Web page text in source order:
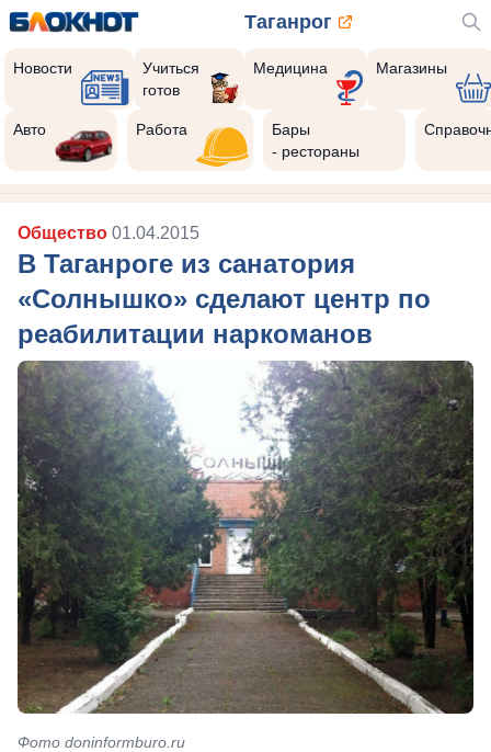
Таганрог
Новости
Учиться
готов
Медицина Магазины
Авто Работа
Бары
- рестораны
Общество 01.04.2015
В Таганроге из санатория
«Солнышко» сделают центр по
реабилитации наркоманов
Фото doninformburo.ru